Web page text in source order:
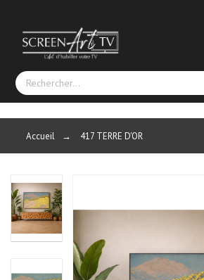
Accueil → 417 TERRE D'OR